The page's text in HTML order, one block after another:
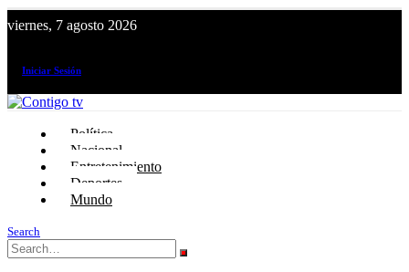
viernes, 7 agosto 2026
Iniciar Sesión
Política
Nacional
Entretenimiento
Deportes
Mundo
Search